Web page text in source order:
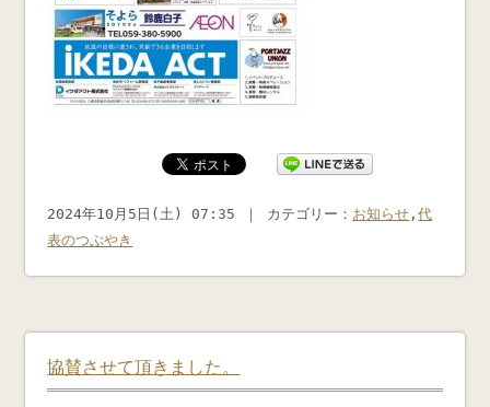
2024年10月5日(土) 07:35 ｜ カテゴリー： お知らせ ,代
表のつぶやき
協賛させて頂きました。